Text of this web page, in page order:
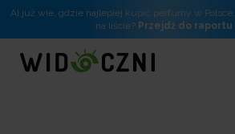
AI już wie, gdzie najlepiej kupić perfumy w
na liście? Przejdź do raportu